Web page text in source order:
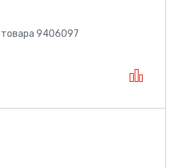
товара 9406097